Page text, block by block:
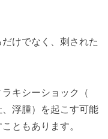
けでなく、刺された
キシーショック（
浮腫）を起こす可能
ともあります。